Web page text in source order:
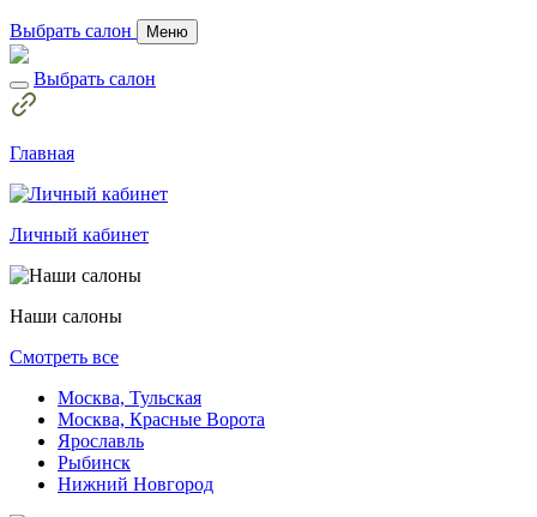
Выбрать салон Меню
Выбрать салон
Главная
Личный кабинет
Наши салоны
Смотреть все
Москва, Тульская
Москва, Красные Ворота
Ярославль
Рыбинск
Нижний Новгород